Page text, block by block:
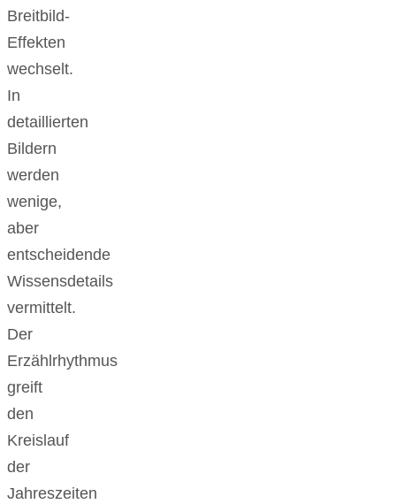
Breitbild-
Effekten
wechselt.
In
detaillierten
Bildern
werden
wenige,
aber
entscheidende
Wissensdetails
vermittelt.
Der
Erzählrhythmus
greift
den
Kreislauf
der
Jahreszeiten